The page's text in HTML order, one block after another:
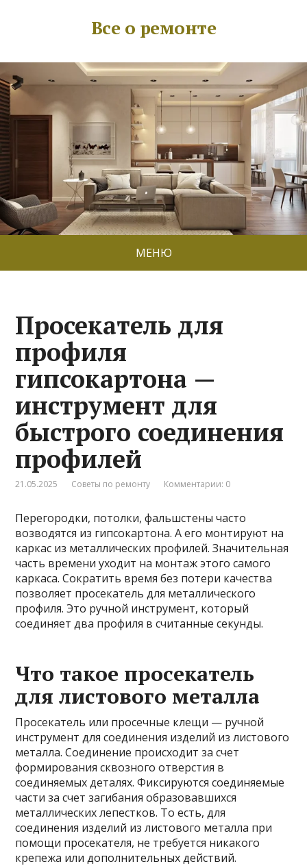
Все о ремонте
МЕНЮ
Просекатель для
профиля
гипсокартона —
инструмент для
быстрого соединения
профилей
21.05.2025 Советы по ремонту Комментарии: 0
Перегородки, потолки, фальшстены часто
возводятся из гипсокартона. А его монтируют на
каркас из металлических профилей. Значительная
часть времени уходит на монтаж этого самого
каркаса. Сократить время без потери качества
позволяет просекатель для металлического
профиля. Это ручной инструмент, который
соединяет два профиля в считанные секунды.
Что такое просекатель
для листового металла
Просекатель или просечные клещи — ручной
инструмент для соединения изделий из листового
металла. Соединение происходит за счет
формирования сквозного отверстия в
соединяемых деталях. Фиксируются соединяемые
части за счет загибания образовавшихся
металлических лепестков. То есть, для
соединения изделий из листового металла при
помощи просекателя, не требуется никакого
крепежа или дополнительных действий.